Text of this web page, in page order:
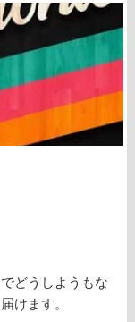
どうしようもな
けます。